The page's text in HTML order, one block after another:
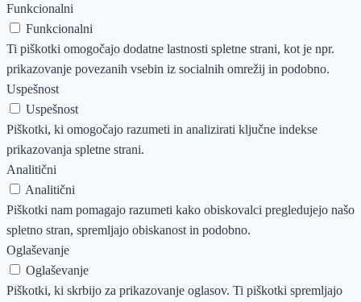
Funkcionalni
Funkcionalni
Ti piškotki omogočajo dodatne lastnosti spletne strani, kot je npr.
prikazovanje povezanih vsebin iz socialnih omrežij in podobno.
Uspešnost
Uspešnost
Piškotki, ki omogočajo razumeti in analizirati ključne indekse
prikazovanja spletne strani.
Analitični
Analitični
Piškotki nam pomagajo razumeti kako obiskovalci pregledujejo našo
spletno stran, spremljajo obiskanost in podobno.
Oglaševanje
Oglaševanje
Piškotki, ki skrbijo za prikazovanje oglasov. Ti piškotki spremljajo